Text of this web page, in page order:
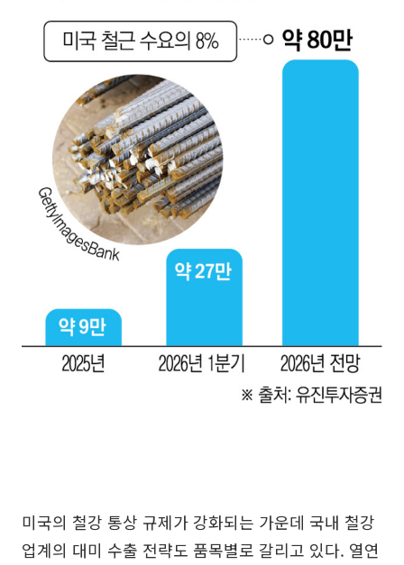
미국의 철강 통상 규제가 강화되는 가운데 국내 철강
업계의 대미 수출 전략도 품목별로 갈리고 있다. 열연